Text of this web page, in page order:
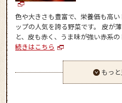
色や大きさも豊富で、栄養価も高
ップの人気を誇る野菜です。 皮が
と、皮も赤く、うま味が強い赤系
続きはこちら
もっ